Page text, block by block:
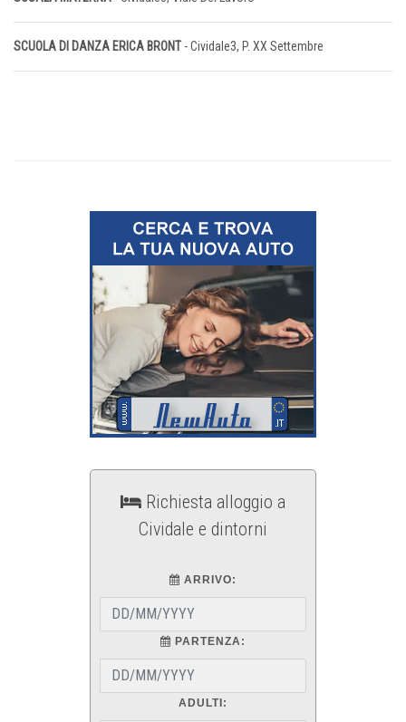
SCUOLA DI DANZA ERICA BRONT- Cividale3, P. XX Settembre
Richiesta alloggio a
Cividale e dintorni
ARRIVO:
PARTENZA:
ADULTI: